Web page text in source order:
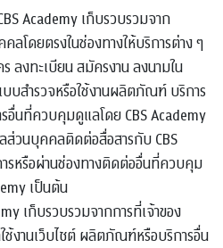
Academy เก็บรวบรวมจาก
ลโดยตรงในช่องทางให้บริการต่าง ๆ
ลงทะเบียน สมัครงาน ลงนามใน
บสำรวจหรือใช้งานผลิตภัณฑ์ บริการ
อื่นที่ควบคุมดูแลโดย CBS Academy
ส่วนบุคคลติดต่อสื่อสารกับ CBS
รหรือผ่านช่องทางติดต่ออื่นที่ควบคุม
เป็นต้น
เก็บรวบรวมจากการที่เจ้าของ
ช้งานเว็บไซต์ ผลิตภัณฑ์หรือบริการอื่น